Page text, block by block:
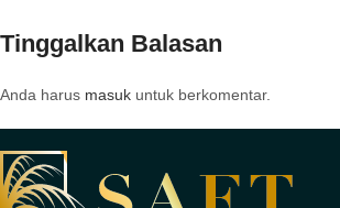
Tinggalkan Balasan
Anda harus masuk untuk berkomentar.